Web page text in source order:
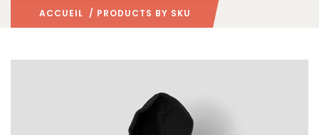
ACCUEIL / PRODUCTS BY SKU